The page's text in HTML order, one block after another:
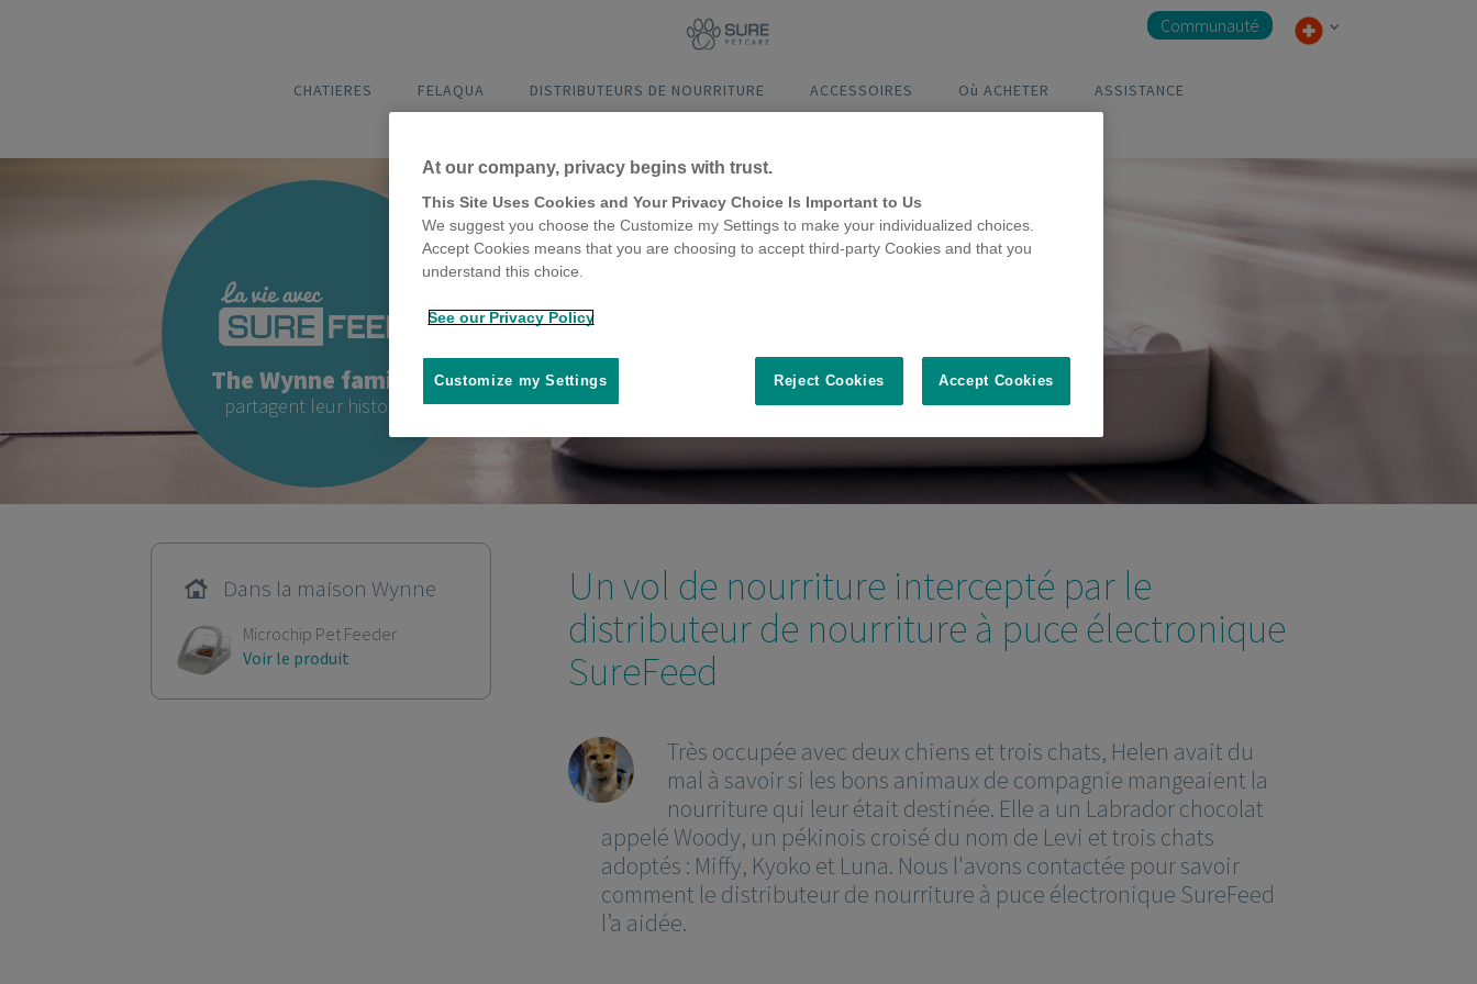
CHATIERES FELAQUA DISTRIBUTEURS DE NOURRITURE ACCESSOIRES Où ACHETER ASSISTANCE
Communauté
The Wynne famille
partagent leur histoire
Un vol de nourriture intercepté par le
distributeur de nourriture à puce électronique
SureFeed
Très occupée avec deux chiens et trois chats, Helen avait du
mal à savoir si les bons animaux de compagnie mangeaient la
nourriture qui leur était destinée. Elle a un Labrador chocolat
appelé Woody, un pékinois croisé du nom de Levi et trois chats
adoptés : Miffy, Kyoko et Luna. Nous l'avons contactée pour savoir
comment le distributeur de nourriture à puce électronique SureFeed
l’a aidée.
Dans la maison Wynne
Microchip Pet Feeder
Voir le produit
At our company, privacy begins with trust.
This Site Uses Cookies and Your Privacy Choice Is Important to Us
We suggest you choose the Customize my Settings to make your individualized choices.
Accept Cookies means that you are choosing to accept third-party Cookies and that you
understand this choice.
See our Privacy Policy
Reject Cookies Accept Cookies
Customize my Settings